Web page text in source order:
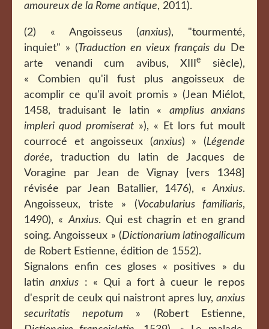
amoureux de la Rome antique, 2011).
(2) « Angoisseus (anxius), "tourmenté,
inquiet" » (Traduction en vieux français du De
arte venandi cum avibus, XIIIe
siècle),
« Combien qu'il fust plus angoisseux de
acomplir ce qu'il avoit promis » (Jean Miélot,
1458, traduisant le latin « amplius anxians
impleri quod promiserat »), « Et lors fut moult
courrocé et angoisseux (anxius) » (Légende
dorée, traduction du latin de Jacques de
Voragine par Jean de Vignay [vers 1348]
révisée par Jean Batallier, 1476), «Anxius.
Angoisseux, triste » (Vocabularius familiaris,
1490), «Anxius. Qui est chagrin et en grand
soing. Angoisseux » (Dictionarium latinogallicum
de Robert Estienne, édition de 1552).
Signalons enfin ces gloses « positives » du
latinanxius : « Qui a fort à cueur le repos
d'esprit de ceulx qui naistront apres luy, anxius
securitatis nepotum » (Robert Estienne,